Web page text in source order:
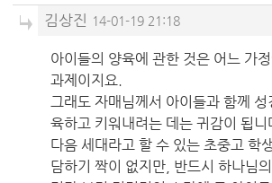
김상진 14-01-19 21:18
아이들의 양육에 관한 것은 어느 가
과제이지요.
그래도 자매님께서 아이들과 함께
육하고 키워내려는 데는 귀감이 됩니
다음 세대라고 할 수 있는 초중고 학
담하기 짝이 없지만, 반드시 하나님